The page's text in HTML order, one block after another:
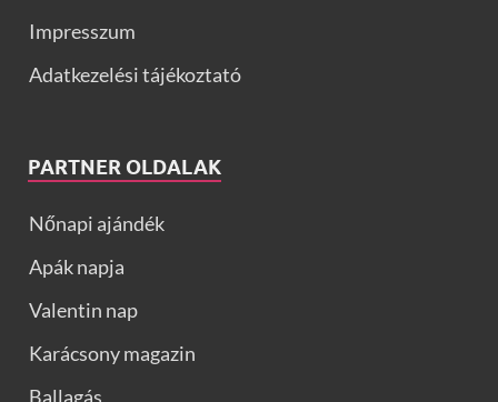
Impresszum
Adatkezelési tájékoztató
PARTNER OLDALAK
Nőnapi ajándék
Apák napja
Valentin nap
Karácsony magazin
Ballagás